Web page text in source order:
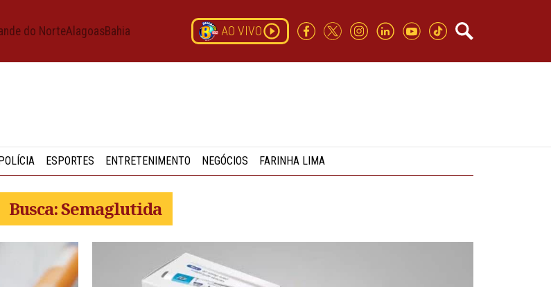
do NorteAlagoasBahia AO VIVO
ESPORTES ENTRETENIMENTO NEGÓCIOS FARINHA LIMA
Busca: Semaglutida